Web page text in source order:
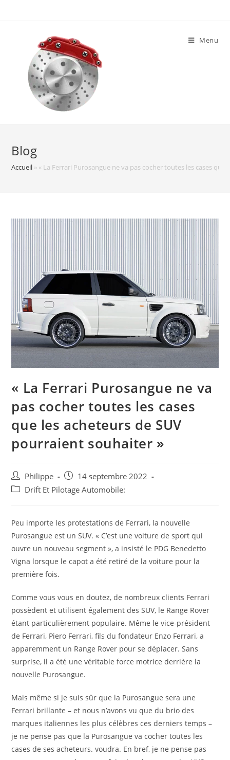
Menu
Blog
Accueil » « La Ferrari Purosangue ne va pas cocher toutes les cases
« La Ferrari Purosangue ne va
pas cocher toutes les cases
que les acheteurs de SUV
pourraient souhaiter »
Auteur/autrice
de
Philippe
Post
published:
14 septembre 2022
PostDrift Et Pilotage Automobile:
Peu importe les protestations de Ferrari, la nouvelle
Purosangue est un SUV. « C’est une voiture de sport qui
ouvre un nouveau segment », a insisté le PDG Benedetto
Vigna lorsque le capot a été retiré de la voiture pour la
première fois.
Comme vous vous en doutez, de nombreux clients Ferrari
possèdent et utilisent également des SUV, le Range Rover
étant particulièrement populaire. Même le vice-président
de Ferrari, Piero Ferrari, fils du fondateur Enzo Ferrari, a
apparemment un Range Rover pour se déplacer. Sans
surprise, il a été une véritable force motrice derrière la
nouvelle Purosangue.
Mais même si je suis sûr que la Purosangue sera une
Ferrari brillante – et nous n’avons vu que du brio des
marques italiennes les plus célèbres ces derniers temps –
je ne pense pas que la Purosangue va cocher toutes les
cases de ses acheteurs. voudra. En bref, je ne pense pas